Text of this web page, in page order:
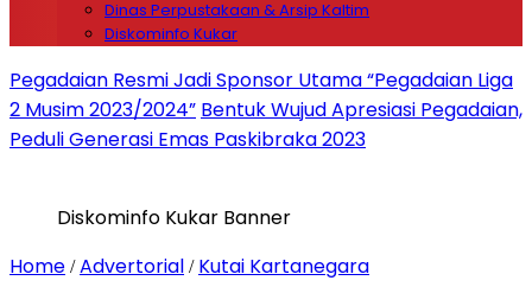
Dinas Perpustakaan & Arsip Kaltim
Diskominfo Kukar
Pegadaian Resmi Jadi Sponsor Utama “Pegadaian Liga
2 Musim 2023/2024” Bentuk Wujud Apresiasi Pegadaian,
Peduli Generasi Emas Paskibraka 2023
Diskominfo Kukar Banner
Home /Advertorial / Kutai Kartanegara